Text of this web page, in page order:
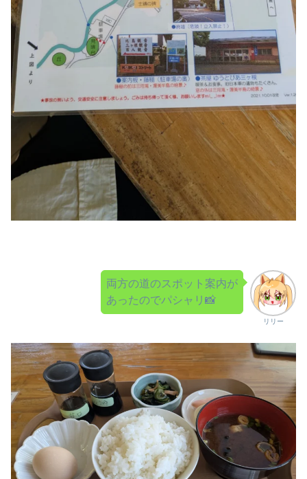
リリー
両方の道のスポット案内が
あったのでパシャリ📸